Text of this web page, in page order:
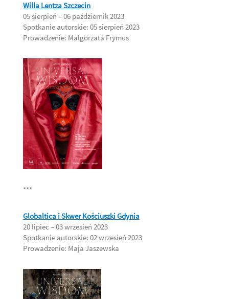
Willa Lentza Szczecin
05 sierpień – 06 październik 2023
Spotkanie autorskie: 05 sierpień 2023
Prowadzenie: Małgorzata Frymus
***
Globaltica i Skwer Kościuszki Gdynia
20 lipiec – 03 wrzesień 2023
Spotkanie autorskie: 02 wrzesień 2023
Prowadzenie: Maja Jaszewska